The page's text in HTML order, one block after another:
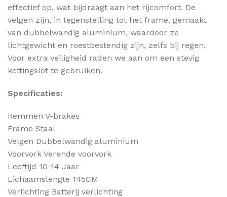
effectief op, wat bijdraagt aan het rijcomfort. De
velgen zijn, in tegenstelling tot het frame, gemaakt
van dubbelwandig aluminium, waardoor ze
lichtgewicht en roestbestendig zijn, zelfs bij regen.
Voor extra veiligheid raden we aan om een stevig
kettingslot te gebruiken.
Specificaties:
Remmen V-brakes
Frame Staal
Velgen Dubbelwandig aluminium
Voorvork Verende voorvork
Leeftijd 10-14 Jaar
Lichaamslengte 145CM
Verlichting Batterij verlichting